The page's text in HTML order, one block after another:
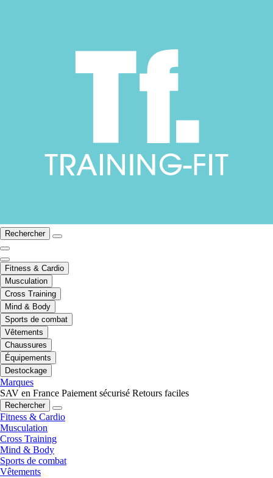
Rechercher
Fitness & Cardio
Musculation
Cross Training
Mind & Body
Sports de combat
Vêtements
Chaussures
Équipements
Destockage
Marques
SAV en France Paiement sécurisé Retours faciles
Rechercher
Fitness & Cardio
Musculation
Cross Training
Mind & Body
Sports de combat
Vêtements